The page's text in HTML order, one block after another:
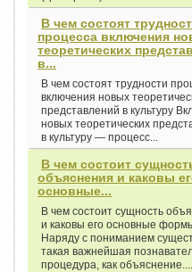
В чем состоят
процесса включения
теоретических
в...
В чем состоят трудности
включения новых
представлений в культуру
новых теоретических
в культуру — процесс...
В чем состоит
объяснения и каковы
основные...
В чем состоит сущность
и каковы его основные
Наряду с пониманием
такая важнейшая
процедура, как объяснение....